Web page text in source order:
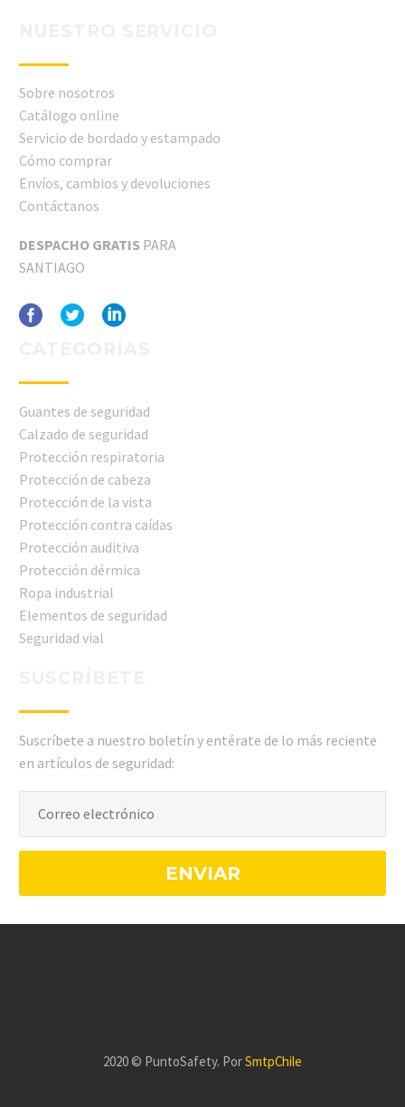
Sobre nosotros
Catálogo online
Servicio de bordado y estampado
Cómo comprar
Envíos, cambios y devoluciones
Contáctanos
DESPACHO GRATIS PARA
SANTIAGO
Guantes de seguridad
Calzado de seguridad
Protección respiratoria
Protección de cabeza
Protección de la vista
Protección contra caídas
Protección auditiva
Protección dérmica
Ropa industrial
Elementos de seguridad
Seguridad vial
Suscríbete a nuestro boletín y entérate de lo más reciente
en artículos de seguridad:
2020 © PuntoSafety. PorSmtpChile